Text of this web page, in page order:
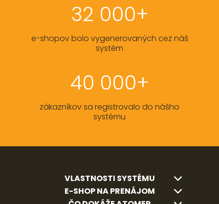
32 000+
e-shopov bolo vygenerovaných cez náš
systém
40 000+
zákazníkov sa registrovalo do nášho
systému
VLASTNOSTI SYSTÉMU
E-SHOP NA PRENÁJOM